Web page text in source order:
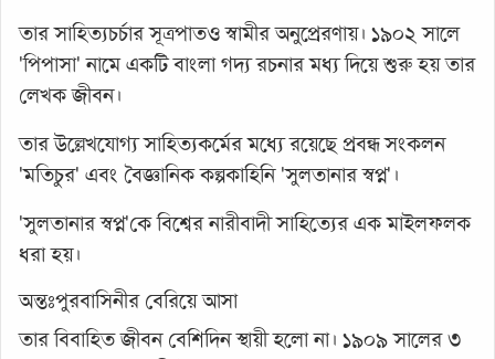
তার সাহিত্যচর্চার সূত্রপাতও স্বামীর অনুপ্রেরণায়। ১৯০২ সালে
'পিপাসা' নামে একটি বাংলা গদ্য রচনার মধ্য দিয়ে শুরু হয় তার
লেখক জীবন।
তার উল্লেখযোগ্য সাহিত্যকর্মের মধ্যে রয়েছে প্রবন্ধ সংকলন
'মতিচুর' এবং বৈজ্ঞানিক কল্পকাহিনি 'সুলতানার স্বপ্ন'।
'সুলতানার স্বপ্ন'কে বিশ্বের নারীবাদী সাহিত্যের এক মাইলফলক
ধরা হয়।
অন্তঃপুরবাসিনীর বেরিয়ে আসা
তার বিবাহিত জীবন বেশিদিন স্থায়ী হলো না। ১৯০৯ সালের ৩